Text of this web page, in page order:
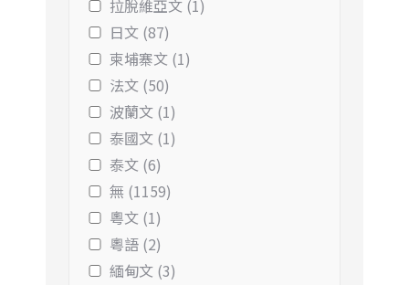
拉脫維亞文 (1)
日文 (87)
柬埔寨文 (1)
法文 (50)
波蘭文 (1)
泰國文 (1)
泰文 (6)
無 (1159)
粵文 (1)
粵語 (2)
緬甸文 (3)